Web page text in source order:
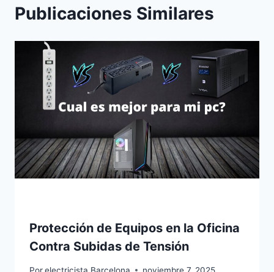
Publicaciones Similares
Protección de Equipos en la Oficina
Contra Subidas de Tensión
Porelectricista Barcelona noviembre 7, 2025